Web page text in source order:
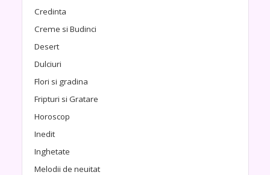
Credinta
Creme si Budinci
Desert
Dulciuri
Flori si gradina
Fripturi si Gratare
Horoscop
Inedit
Inghetate
Melodii de neuitat